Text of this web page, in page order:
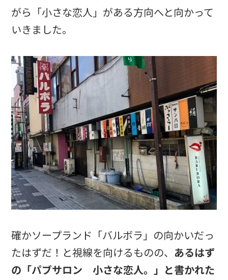
がら「小さな恋人」がある方向へと向かって
いきました。
確かソープランド「バルボラ」の向かいだっ
たはずだ！と視線を向けるものの、 あるはず
の「パブサロン 小さな恋人。」と書かれた